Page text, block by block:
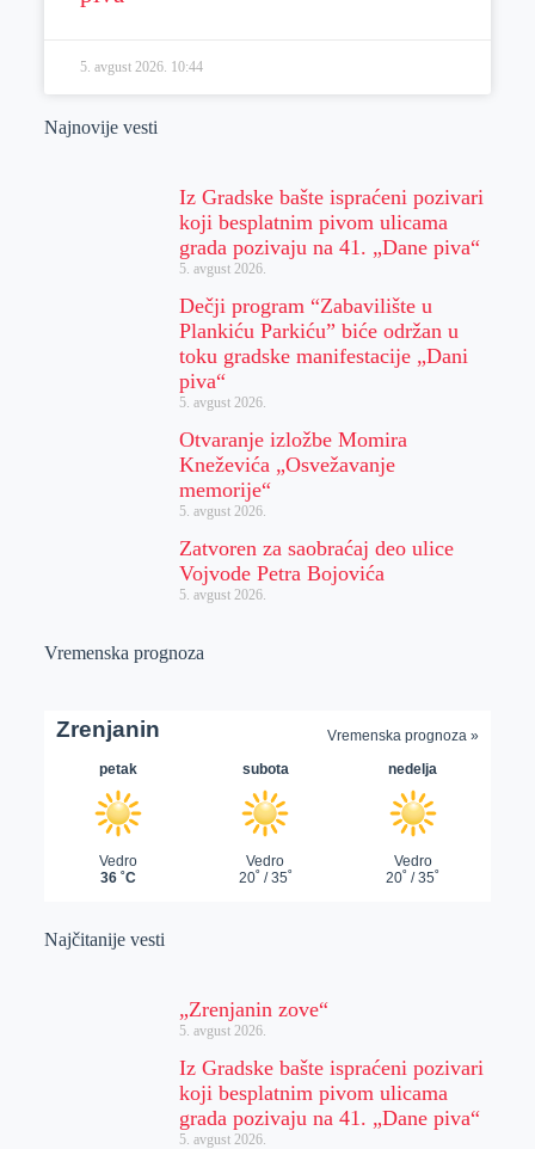
5. avgust 2026. 10:44
Najnovije vesti
Iz Gradske bašte ispraćeni pozivari
koji besplatnim pivom ulicama
grada pozivaju na 41. „Dane piva“
5. avgust 2026.
Dečji program “Zabavilište u
Plankiću Parkiću” biće održan u
toku gradske manifestacije „Dani
piva“
5. avgust 2026.
Otvaranje izložbe Momira
Kneževića „Osvežavanje
memorije“
5. avgust 2026.
Zatvoren za saobraćaj deo ulice
Vojvode Petra Bojovića
5. avgust 2026.
Vremenska prognoza
Najčitanije vesti
„Zrenjanin zove“
5. avgust 2026.
Iz Gradske bašte ispraćeni pozivari
koji besplatnim pivom ulicama
grada pozivaju na 41. „Dane piva“
5. avgust 2026.